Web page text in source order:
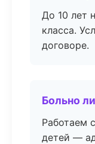
До 10 лет
класса.
договоре.
Больно
Работаем
детей —